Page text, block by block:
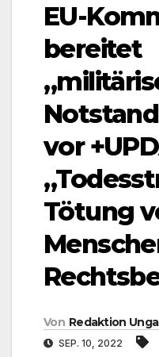
EU-
bereitet
vor
Tötung
Von Redaktion
SEP. 10, 2022